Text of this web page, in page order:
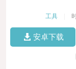
工具
安卓下载